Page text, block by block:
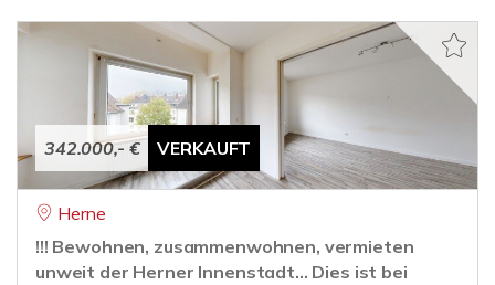
342.000,- € VERKAUFT
Herne
!!! Bewohnen, zusammenwohnen, vermieten
unweit der Herner Innenstadt... Dies ist bei